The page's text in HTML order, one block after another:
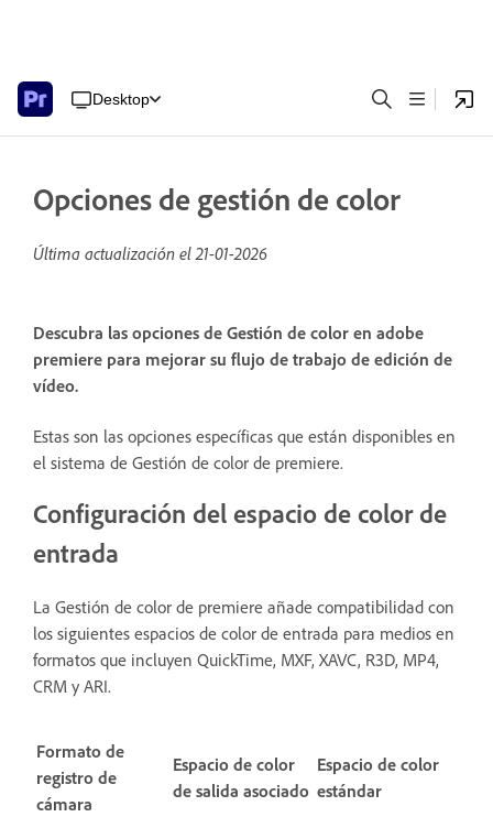
Desktop
Opciones de gestión de color
Última actualización el21-01-2026
Descubra las opciones de Gestión de color en adobe
premiere para mejorar su flujo de trabajo de edición de
vídeo.
Estas son las opciones específicas que están disponibles en
el sistema de Gestión de color de premiere.
Configuración del espacio de color de
entrada
La Gestión de color de premiere añade compatibilidad con
los siguientes espacios de color de entrada para medios en
formatos que incluyen QuickTime, MXF, XAVC, R3D, MP4,
CRM y ARI.
Formato de
registro de
cámara
Espacio de color
de salida asociado
Espacio de color
estándar